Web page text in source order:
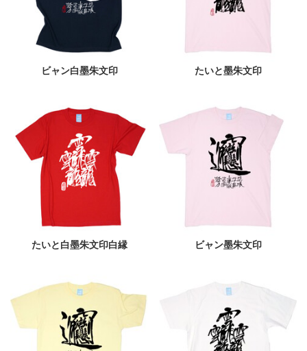
ビャン白墨朱文印 たいと墨朱文印
たいと白墨朱文印白縁 ビャン墨朱文印